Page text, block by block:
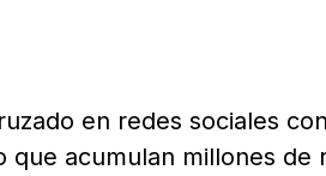
en redes sociales
que acumulan millones